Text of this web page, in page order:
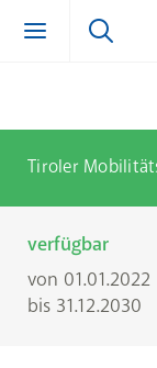
Tiroler
verfügbar
von 01.01.2022
bis 31.12.2030